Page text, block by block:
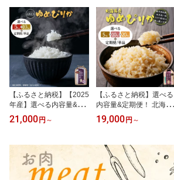
【ふるさと納税】【2025
年産】選べる内容量&定
期便！ 北海道産 特別栽
培米 ゆめぴりか《5kg or
化学肥料、除草剤一回だ
けで栽培した体に優しい
お米） | お米 米 白米 精
米 無化学肥料 除草剤1回
21,000 円 ～
【ふるさと納税】選べる
内容量&定期便！ 北海道
産ゆめぴりか 玄米《5kg
or 10kg or 20kg ・ 単
学肥料、除草剤一回だけ
で栽培した体に優しいお
米） | 玄米 米 ごはん ゆ
めぴりか 健康 お弁当用
19,000 円 ～